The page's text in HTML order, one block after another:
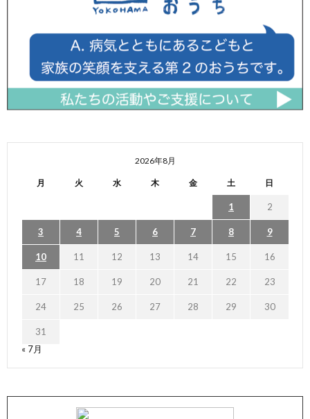
2026年8月
月 火 水 木 金 土 日
1 2
3 4 5 6 7 8 9
10 11 12 13 14 15 16
17 18 19 20 21 22 23
24 25 26 27 28 29 30
31
« 7月